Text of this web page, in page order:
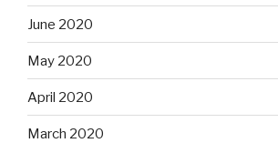
June 2020
May 2020
April 2020
March 2020